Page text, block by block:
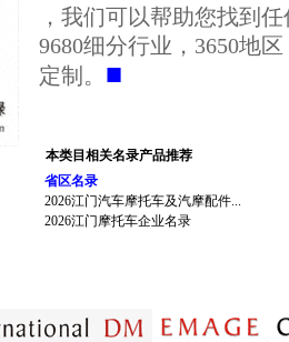
，我们可以帮助您找到
9680细分行业，3650地
定制。 ■
本类目相关名录产品推荐
省区名录
2026江门汽车摩托车及汽摩配件...
2026江门摩托车企业名录